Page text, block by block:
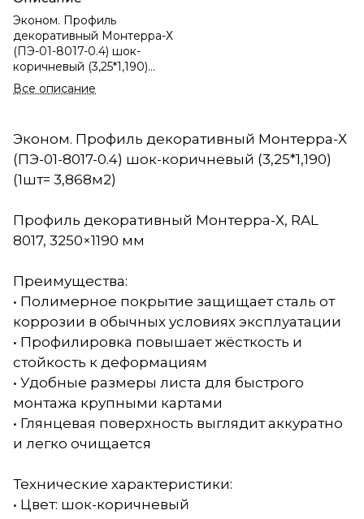
Эконом. Профиль
декоративный Монтерра-Х
(ПЭ-01-8017-0.4) шок-
коричневый (3,25*1,190)
(1шт= 3,868м2)
Все описание
Эконом. Профиль декоративный Монтерра-Х
(ПЭ-01-8017-0.4) шок-коричневый (3,25*1,190)
(1шт= 3,868м2)
Профиль декоративный Монтерра-Х, RAL
8017, 3250×1190 мм
Преимущества:
• Полимерное покрытие защищает сталь от
коррозии в обычных условиях эксплуатации
• Профилировка повышает жёсткость и
стойкость к деформациям
• Удобные размеры листа для быстрого
монтажа крупными картами
• Глянцевая поверхность выглядит аккуратно
и легко очищается
Технические характеристики:
• Цвет: шок-коричневый